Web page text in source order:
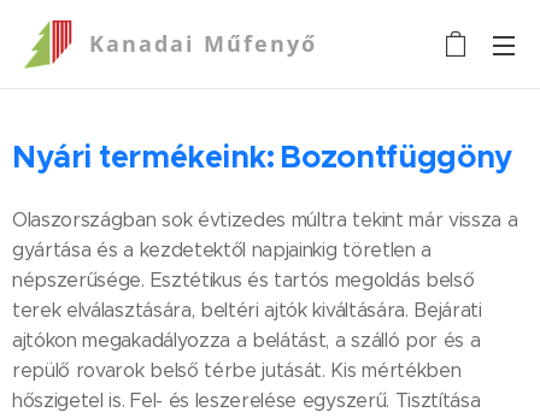
Kanadai Műfenyő
Nyári termékeink: Bozontfüggöny
Olaszországban sok évtizedes múltra tekint már vissza a
gyártása és a kezdetektől napjainkig töretlen a
népszerűsége. Esztétikus és tartós megoldás belső
terek elválasztására, beltéri ajtók kiváltására. Bejárati
ajtókon megakadályozza a belátást, a szálló por és a
repülő rovarok belső térbe jutását. Kis mértékben
hőszigetel is. Fel- és leszerelése egyszerű. Tisztítása